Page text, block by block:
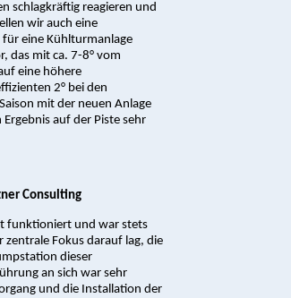
schlagkräftig reagieren und
wir auch eine
für eine Kühlturmanlage
das mit ca. 7-8° vom
eine höhere
2° bei den
mit der neuen Anlage
auf der Piste sehr
Consulting
funktioniert und war stets
zentrale Fokus darauf lag, die
dieser
an sich war sehr
und die Installation der